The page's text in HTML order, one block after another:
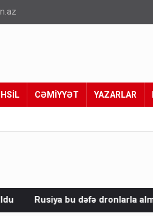
CƏMİYYƏT YAZARLAR
dronlarla alman gəmisini vurdu